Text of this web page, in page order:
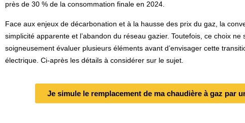
près de 30 % de la consommation finale en 2024.
Face aux enjeux de décarbonation et à la hausse des prix du gaz, la
simplicité apparente et l’abandon du réseau gazier. Toutefois, ce choix ne
soigneusement évaluer plusieurs éléments avant d’envisager cette
électrique. Ci-après les détails à considérer sur le sujet.
Je simule le remplacement de ma chaudière à gaz par